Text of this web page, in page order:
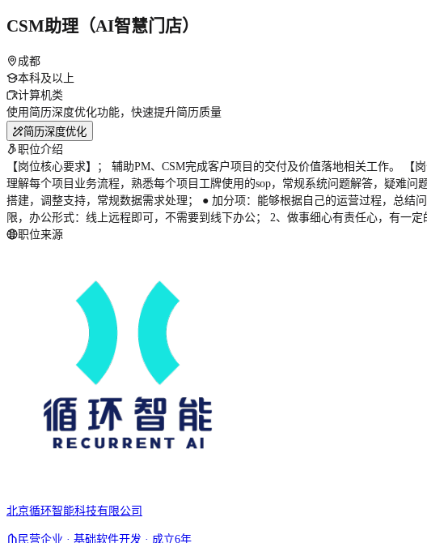
CSM助理（AI智慧门店）
成都
本科及以上
计算机类
使用简历深度优化功能，快速提升简历质量
简历深度优化
职位介绍
【岗位核心要求】； 辅助PM、CSM完成客户项目的交付及价值落地相关工作。
理解每个项目业务流程，熟悉每个项目工牌使用的sop，常规系统问题解答，疑难
搭建，调整支持，常规数据需求处理； ● 加分项：能够根据自己的运营过程，总结
限，办公形式：线上远程即可，不需要到线下办公； 2、做事细心有责任心，有一
职位来源
北京循环智能科技有限公司
民营企业 · 基础软件开发 · 成立6年